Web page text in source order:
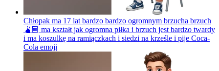
Chłopak ma 17 lat bardzo bardzo ogromnym brzucha brzuch
🫄🏼 ma kształt jak ogromna piłka i brzuch jest bardzo twardy
i ma koszulkę na ramiączkach i siedzi na krześle i pije Coca-
Cola emoji